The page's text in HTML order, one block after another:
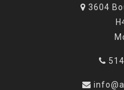
3604